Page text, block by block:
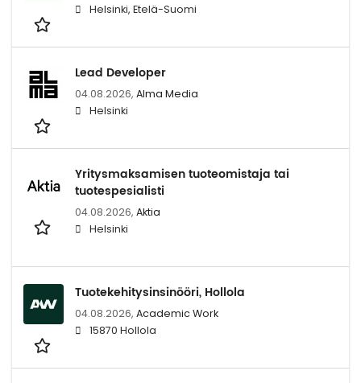
Helsinki, Etelä-Suomi
Lead Developer
04.08.2026, Alma Media
Helsinki
Yritysmaksamisen tuoteomistaja tai
tuotespesialisti
04.08.2026, Aktia
Helsinki
Tuotekehitysinsinööri, Hollola
04.08.2026, Academic Work
15870 Hollola